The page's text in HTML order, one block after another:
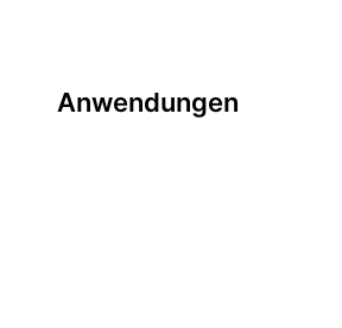
Anwendungen